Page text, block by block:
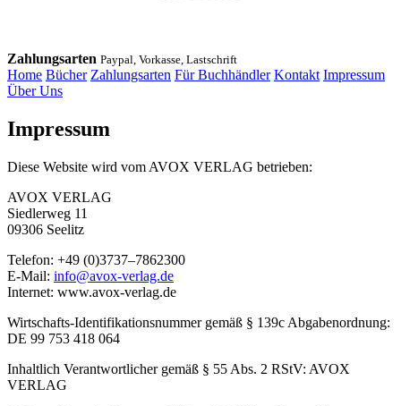
Zahlungsarten Paypal, Vorkasse, Lastschrift
Home Bücher Zahlungsarten Für Buchhändler Kontakt Impressum
Über Uns
Impressum
Diese Website wird vom AVOX VERLAG betrieben:
AVOX VERLAG
Siedlerweg 11
09306 Seelitz
Telefon: +49 (0)3737–7862300
E-Mail: info@avox-verlag.de
Internet: www.avox-verlag.de
Wirtschafts-Identifikationsnummer gemäß § 139c Abgabenordnung:
DE 99 753 418 064
Inhaltlich Verantwortlicher gemäß § 55 Abs. 2 RStV: AVOX
VERLAG